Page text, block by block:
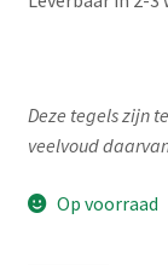
Deze tegels zijn
veelvoud
Op voorraad